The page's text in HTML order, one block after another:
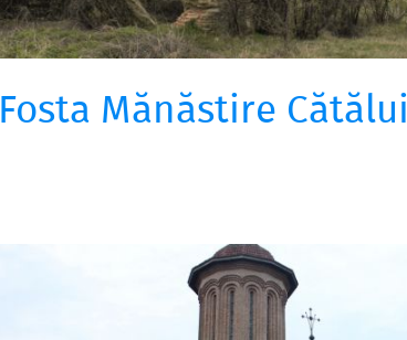
Fosta Mănăstire Cătălui